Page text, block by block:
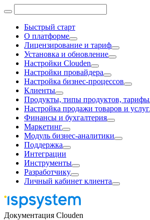
Быстрый старт
О платформе
Лицензирование и тариф
Установка и обновление
Настройки Clouden
Настройки провайдера
Настройка бизнес-процессов
Клиенты
Продукты, типы продуктов, тарифы
Настройка продажи товаров и услуг
Финансы и бухгалтерия
Маркетинг
Модуль бизнес-аналитики
Поддержка
Интеграции
Инструменты
Разработчику
Личный кабинет клиента
Документация Clouden